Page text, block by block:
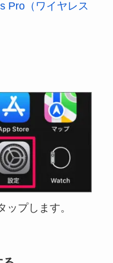
Pro（ワイヤレス
ップします。